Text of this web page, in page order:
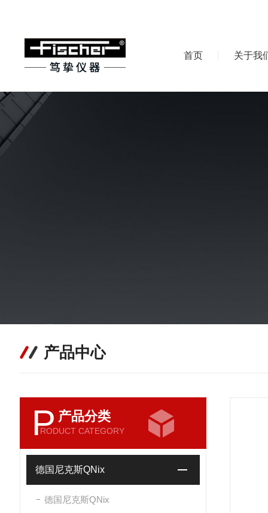
首页 关于我
产品中心
P 产品分类
RODUCT CATEGORY
德国尼克斯QNix
德国尼克斯QNix